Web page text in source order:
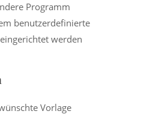
Programm
benutzerdefinierte
werden
Vorlage